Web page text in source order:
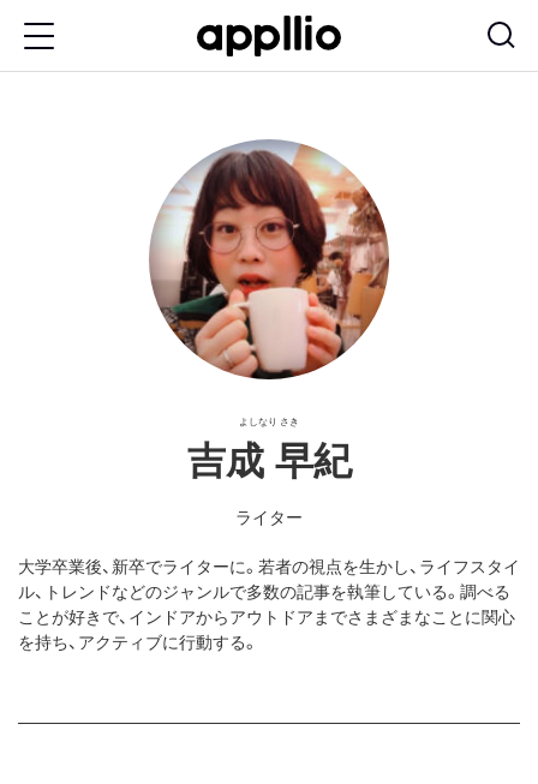
よしなり さき
吉成 早紀
ライター
大学卒業後、新卒でライターに。若者の視点を生かし、ライフスタイ
ル、トレンドなどのジャンルで多数の記事を執筆している。調べる
ことが好きで、インドアからアウトドアまでさまざまなことに関心
を持ち、アクティブに行動する。